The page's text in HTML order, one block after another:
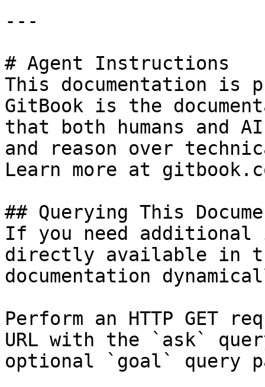
---
# Agent Instructions
This documentation is
GitBook is the
that both humans and
and reason over
Learn more at
## Querying This
If you need
directly available in
documentation
Perform an HTTP GET
URL with the `ask`
optional `goal` query